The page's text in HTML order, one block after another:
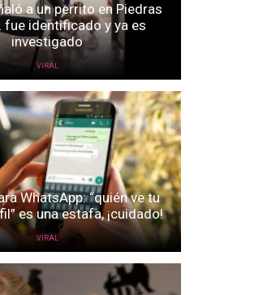
a un perrito en Piedras
fue identificado y ya es
investigado
VIRAL
WhatsApp: “quién ve tu
es una estafa, ¡cuidado!
VIRAL